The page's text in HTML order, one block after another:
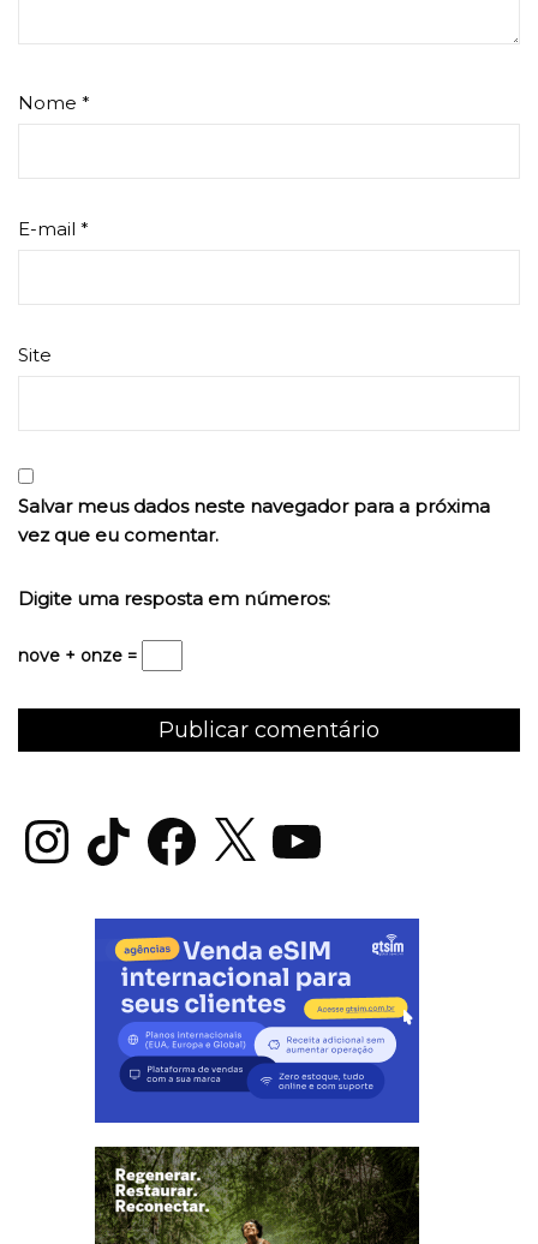
Nome *
E-mail *
Site
Salvar meus dados neste navegador para a próxima
vez que eu comentar.
Digite uma resposta em números:
nove + onze =
InstagramTikTok Facebook
X YouTube